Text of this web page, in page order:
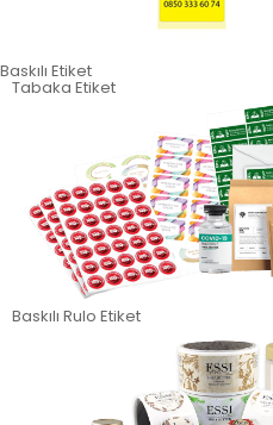
Baskılı Etiket
Tabaka Etiket
Baskılı Rulo Etiket